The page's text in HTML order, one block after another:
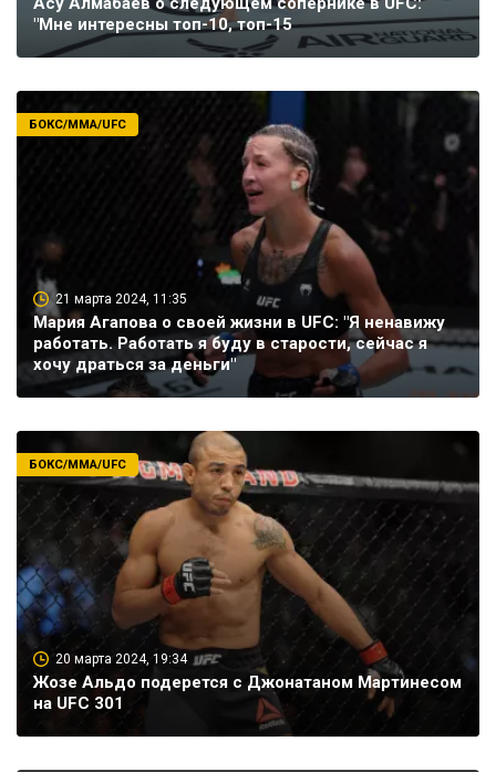
"Мне интересны топ-10, топ-15
21 марта 2024, 11:35
Мария Агапова о своей жизни в UFC: "Я ненавижу
работать. Работать я буду в старости, сейчас я
хочу драться за деньги"
БОКС/ММА/UFC
20 марта 2024, 19:34
Жозе Альдо подерется с Джонатаном Мартинесом
на UFC 301
БОКС/ММА/UFC